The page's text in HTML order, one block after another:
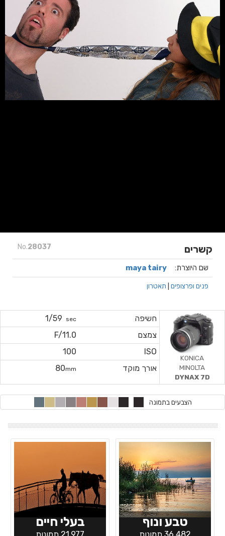
No.28037 קשרים
שם היוצרת: maya tairy
פנים ופרצופים תאטרון
חשיפה sec
1/59
צמצם
F/11.0
ISO
100
אורך מוקד
80mm
KONICA
MINOLTA
DYNAX 7D
הצבעים בתמונה
טבע ונוף בעלי חיים